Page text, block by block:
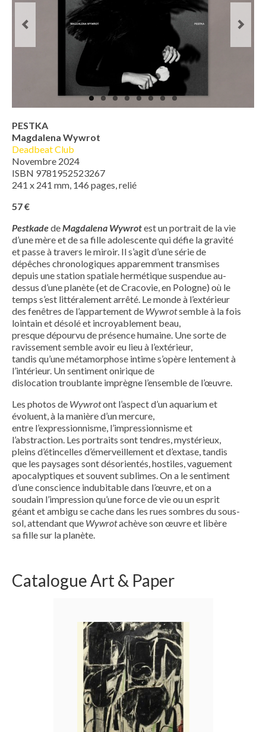
PESTKA
Magdalena Wywrot
Deadbeat Club
Novembre 2024
ISBN 9781952523267
241 x 241 mm, 146 pages, relié
57 €
PestkadedeMagdalena Wywrotest un portrait de la vie
d’une mère et de sa fille adolescente qui défie la gravité
et passe à travers le miroir. Il s’agit d’une série de
dépêches chronologiques apparemment transmises
depuis une station spatiale hermétique suspendue au-
dessus d’une planète (et de Cracovie, en Pologne) où le
temps s’est littéralement arrêté. Le monde à l’extérieur
des fenêtres de l’appartement de Wywrotsemble à la fois
lointain et désolé et incroyablement beau,
presque dépourvu de présence humaine. Une sorte de
ravissement semble avoir eu lieu à l’extérieur,
tandis qu’une métamorphose intime s’opère lentement à
l’intérieur. Un sentiment onirique de
dislocation troublante imprègne l’ensemble de l’œuvre.
Les photos de Wywrotont l’aspect d’un aquarium et
évoluent, à la manière d’un mercure,
entre l’expressionnisme, l’impressionnisme et
l’abstraction. Les portraits sont tendres, mystérieux,
pleins d’étincelles d’émerveillement et d’extase, tandis
que les paysages sont désorientés, hostiles, vaguement
apocalyptiques et souvent sublimes. On a le sentiment
d’une conscience indubitable dans l’œuvre, et on a
soudain l’impression qu’une force de vie ou un esprit
géant et ambigu se cache dans les rues sombres du sous-
sol, attendant que Wywrotachève son œuvre et libère
sa fille sur la planète.
Catalogue Art & Paper